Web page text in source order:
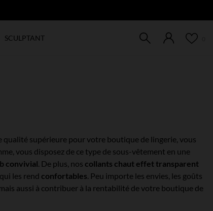
SCULPTANT
supérieure pour votre boutique de lingerie, vous
vous disposez de ce type de sous-vêtement en une
convivial. De plus, nos collants chaut effet transparent
les rend confortables. Peu importe les envies, les goûts
aussi à contribuer à la rentabilité de votre boutique de